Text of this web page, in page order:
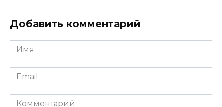
Добавить комментарий
Имя
*
Email
*
Комментарий